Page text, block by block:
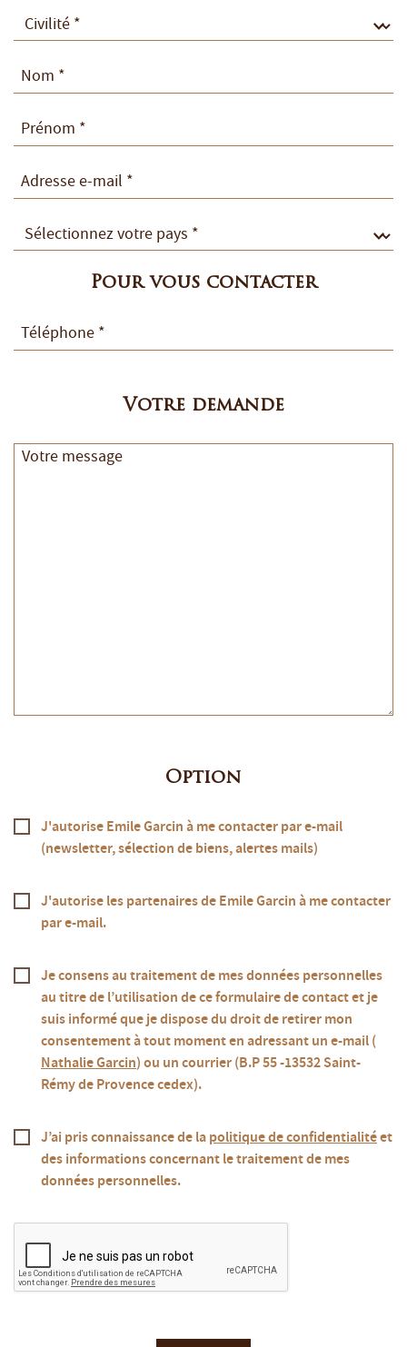
Pour vous contacter
Votre demande
Option
J'autorise Emile Garcin à me contacter par e-mail
(newsletter, sélection de biens, alertes mails)
J'autorise les partenaires de Emile Garcin à me contacter
par e-mail.
Je consens au traitement de mes données personnelles
au titre de l’utilisation de ce formulaire de contact et je
suis informé que je dispose du droit de retirer mon
consentement à tout moment en adressant un e-mail (
Nathalie Garcin) ou un courrier (B.P 55 -13532 Saint-
Rémy de Provence cedex).
J’ai pris connaissance de lapolitique de confidentialitéet
des informations concernant le traitement de mes
données personnelles.